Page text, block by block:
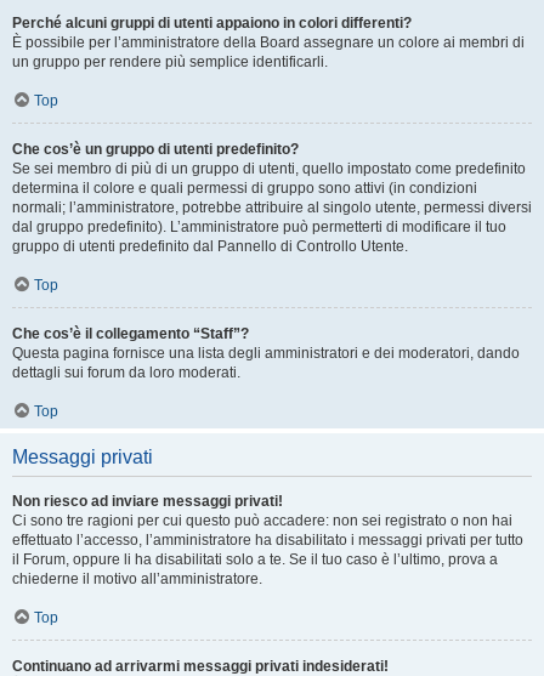
Perché alcuni gruppi di utenti appaiono in colori differenti?
È possibile per l’amministratore della Board assegnare un colore ai membri di
un gruppo per rendere più semplice identificarli.
Top
Che cos’è un gruppo di utenti predefinito?
Se sei membro di più di un gruppo di utenti, quello impostato come predefinito
determina il colore e quali permessi di gruppo sono attivi (in condizioni
normali; l’amministratore, potrebbe attribuire al singolo utente, permessi diversi
dal gruppo predefinito). L’amministratore può permetterti di modificare il tuo
gruppo di utenti predefinito dal Pannello di Controllo Utente.
Top
Che cos’è il collegamento “Staff”?
Questa pagina fornisce una lista degli amministratori e dei moderatori, dando
dettagli sui forum da loro moderati.
Top
Messaggi privati
Non riesco ad inviare messaggi privati!
Ci sono tre ragioni per cui questo può accadere: non sei registrato o non hai
effettuato l’accesso, l’amministratore ha disabilitato i messaggi privati per tutto
il Forum, oppure li ha disabilitati solo a te. Se il tuo caso è l’ultimo, prova a
chiederne il motivo all’amministratore.
Top
Continuano ad arrivarmi messaggi privati indesiderati!